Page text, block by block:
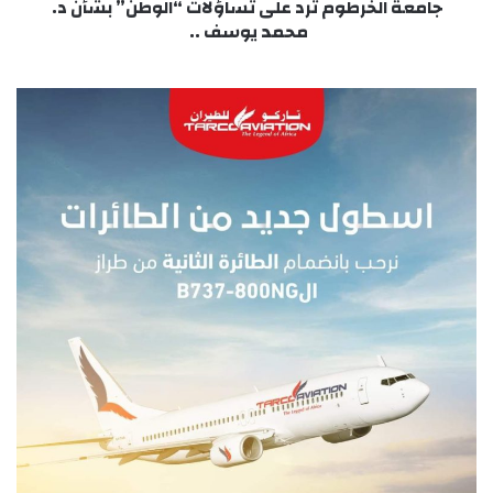
جامعة الخرطوم ترد على تساؤلات “الوطن” بشأن د.
محمد يوسف ..